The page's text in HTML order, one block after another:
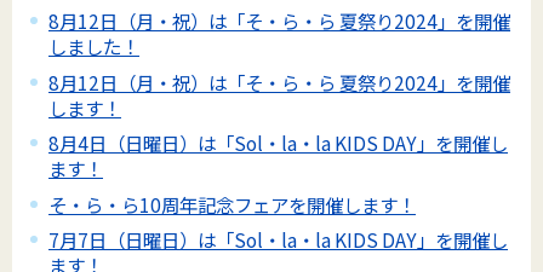
8月12日（月・祝）は「そ・ら・ら 夏祭り2024」を開催
しました！
8月12日（月・祝）は「そ・ら・ら 夏祭り2024」を開催
します！
8月4日（日曜日）は「Sol・la・la KIDS DAY」を開催し
ます！
そ・ら・ら10周年記念フェアを開催します！
7月7日（日曜日）は「Sol・la・la KIDS DAY」を開催し
ます！